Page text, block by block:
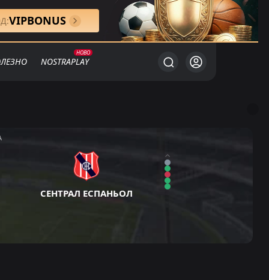
VIPBONUS
NOSTRAPLAY
СЕНТРАЛ ЕСПАНЬОЛ